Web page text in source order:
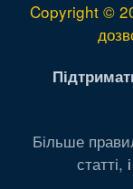
Copyright ©
Більше
статті,